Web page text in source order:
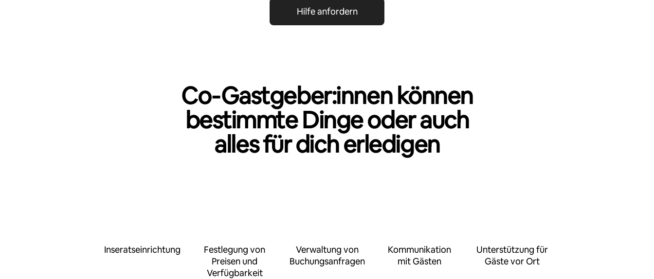
Hilfe anfordern
Co‑Gastgeber:innen können
bestimmte Dinge oder auch
alles für dich erledigen
Inseratseinrichtung
Festlegung von
Preisen und
Verfügbarkeit
Verwaltung von
Buchungsanfragen
Kommunikation
mit Gästen
Unterstützung für
Gäste vor Ort